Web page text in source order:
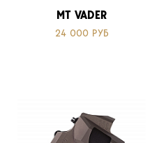
MT VADER
24 000 РУБ